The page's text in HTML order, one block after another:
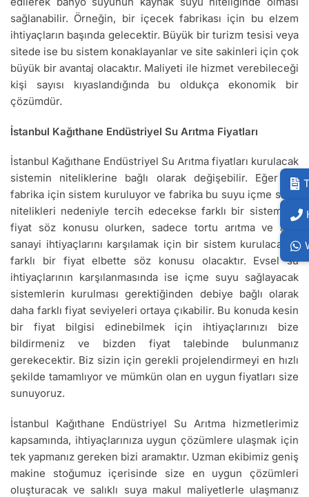
sağlanabilir. Örneğin, bir içecek fabrikası için bu elzem
ihtiyaçların başında gelecektir. Büyük bir turizm tesisi veya
sitede ise bu sistem konaklayanlar ve site sakinleri için çok
büyük bir avantaj olacaktır. Maliyeti ile hizmet verebileceği
kişi sayısı kıyaslandığında bu oldukça ekonomik bir
çözümdür.
İstanbul Kağıthane Endüstriyel Su Arıtma Fiyatları
İstanbul Kağıthane Endüstriyel Su Arıtma fiyatları kurulacak
sistemin niteliklerine bağlı olarak değişebilir. Eğer bir
fabrika için sistem kuruluyor ve fabrika bu suyu içme suyu
nitelikleri nedeniyle tercih edecekse farklı bir sistem ve
fiyat söz konusu olurken, sadece tortu arıtma ve ağır
sanayi ihtiyaçlarını karşılamak için bir sistem kurulacaksa
farklı bir fiyat elbette söz konusu olacaktır. Evsel su
ihtiyaçlarının karşılanmasında ise içme suyu sağlayacak
sistemlerin kurulması gerektiğinden debiye bağlı olarak
daha farklı fiyat seviyeleri ortaya çıkabilir. Bu konuda kesin
bir fiyat bilgisi edinebilmek için ihtiyaçlarınızı bize
bildirmeniz ve bizden fiyat talebinde bulunmanız
gerekecektir. Biz sizin için gerekli projelendirmeyi en hızlı
şekilde tamamlıyor ve mümkün olan en uygun fiyatları size
sunuyoruz.
İstanbul Kağıthane Endüstriyel Su Arıtma hizmetlerimiz
kapsamında, ihtiyaçlarınıza uygun çözümlere ulaşmak için
tek yapmanız gereken bizi aramaktır. Uzman ekibimiz geniş
makine stoğumuz içerisinde size en uygun çözümleri
oluşturacak ve salıklı suya makul maliyetlerle ulaşmanız